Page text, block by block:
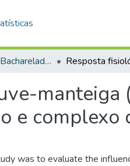
JURUTI - TCC - Bacharelado em Agronomia
manteiga
e
was to evaluate the